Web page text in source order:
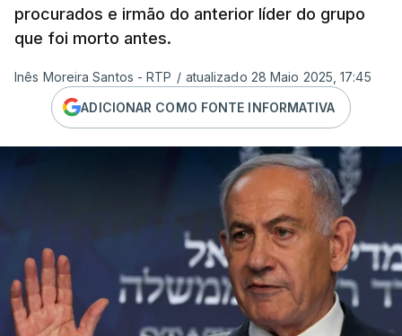
procurados e irmão do anterior líder do grupo
que foi morto antes.
Inês Moreira Santos - RTP / atualizado 28 Maio 2025, 17:45
ADICIONAR COMO FONTE INFORMATIVA